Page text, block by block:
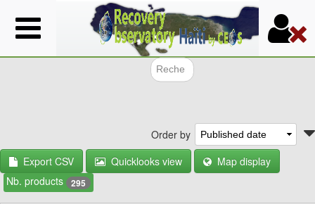
Skip
to
Order by
Export CSV
Quicklooks view
Map display
Nb. products 295